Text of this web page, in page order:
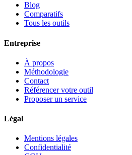
Blog
Comparatifs
Tous les outils
Entreprise
À propos
Méthodologie
Contact
Référencer votre outil
Proposer un service
Légal
Mentions légales
Confidentialité